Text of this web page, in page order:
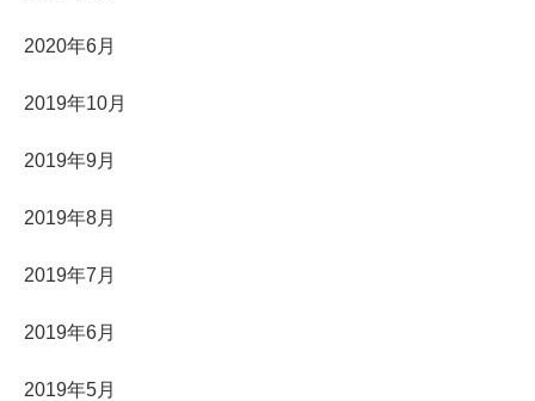
2020年6月
2019年10月
2019年9月
2019年8月
2019年7月
2019年6月
2019年5月